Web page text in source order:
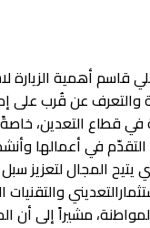
قاسم أهمية الزيارة
والتعرف عن قُرب على
في قطاع التعدين،
في أعمالها
يتيح المجال لتعزيز
والتقنيات
مشيراً إلى أن